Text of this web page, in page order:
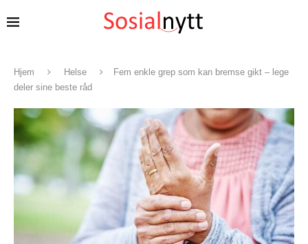
Hjem Helse
Fem enkle grep som kan bremse gikt – lege
deler sine beste råd